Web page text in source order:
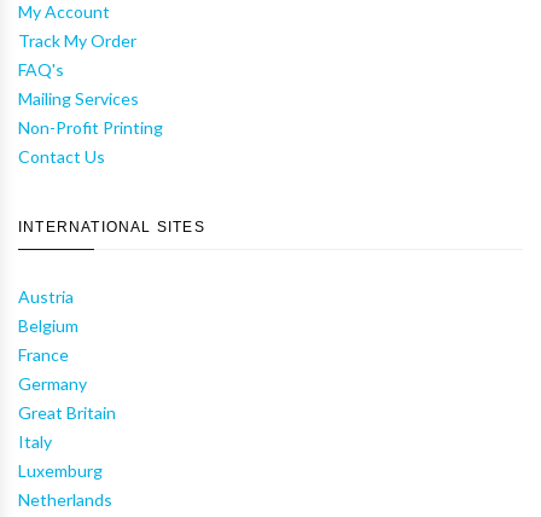
My Account
Track My Order
FAQ's
Mailing Services
Non-Profit Printing
Contact Us
INTERNATIONAL SITES
Austria
Belgium
France
Germany
Great Britain
Italy
Luxemburg
Netherlands